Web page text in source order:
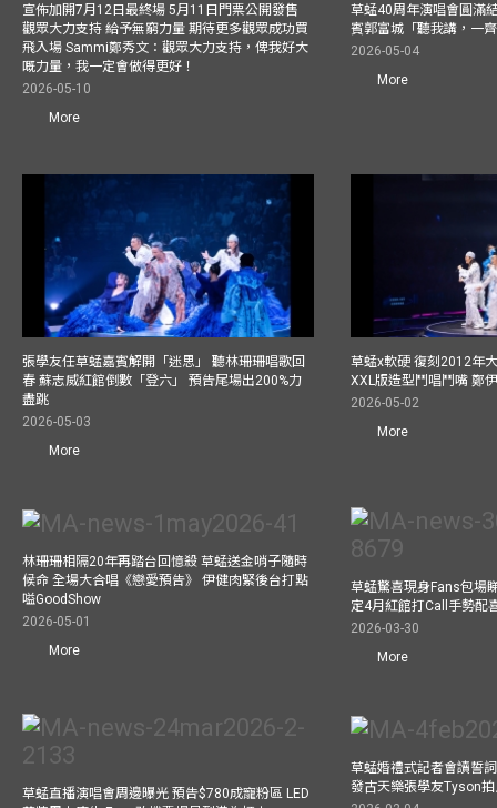
宣佈加開7月12日最終場 5月11日門票公開發售
觀眾大力支持 給予無窮力量 期待更多觀眾成功買
飛入場 Sammi鄭秀文：觀眾大力支持，俾我好大
嘅力量，我一定會做得更好！
2026-05-10
More
草蜢40周年演唱會圓滿
賓郭富城「聽我講，一
2026-05-04
More
張學友任草蜢嘉賓解開「迷思」 聽林珊珊唱歌回
春 蘇志威紅館倒數「登六」 預告尾場出200%力
盡跳
2026-05-03
More
草蜢x軟硬 復刻2012年
XXL版造型鬥唱鬥嘴 鄭
2026-05-02
More
林珊珊相隔20年再踏台回憶殺 草蜢送金哨子隨時
候命 全場大合唱《戀愛預告》 伊健肉緊後台打點
嗌GoodShow
2026-05-01
More
草蜢驚喜現身Fans包場
定4月紅館打Call手勢配
2026-03-30
More
草蜢直播演唱會周邊曝光 預告$780成寵粉區 LED
草蜢婚禮式記者會讀誓
發古天樂張學友Tyson